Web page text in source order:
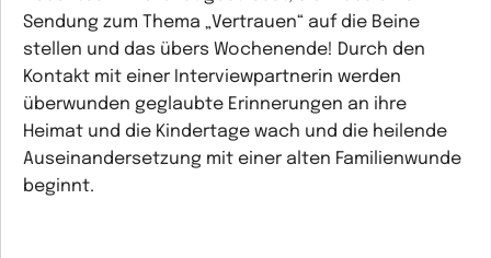
Sendung zum Thema „Vertrauen“ auf die Beine
stellen und das übers Wochenende! Durch den
Kontakt mit einer Interviewpartnerin werden
überwunden geglaubte Erinnerungen an ihre
Heimat und die Kindertage wach und die heilende
Auseinandersetzung mit einer alten Familienwunde
beginnt.